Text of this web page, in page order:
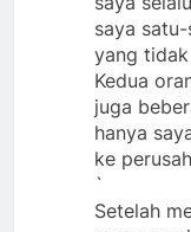
saya
saya
yang
Kedua
juga
hanya
ke
`